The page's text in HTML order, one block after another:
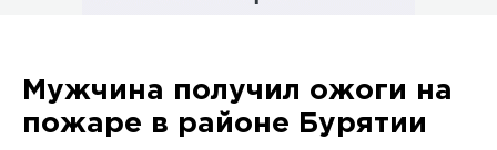
Мужчина получил ожоги на
пожаре в районе Бурятии